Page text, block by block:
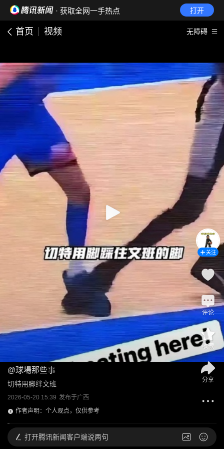
· 获取全网一手热点 打开
首页 视频 无障碍
@球場那些事
切特用脚绊文班
2026-05-20 15:39 发布于广西
作者声明：个人观点，仅供参考
关注
评论
收藏
分享
打开腾讯新闻客户端说两句